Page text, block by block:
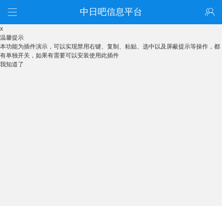
中日吧信息平台
x
温馨提示
本功能为插件演示，可以实现禁用右键、复制、粘贴、选中以及屏蔽提示等操作，都
有单独开关，如果有需要可以安装使用此插件
我知道了